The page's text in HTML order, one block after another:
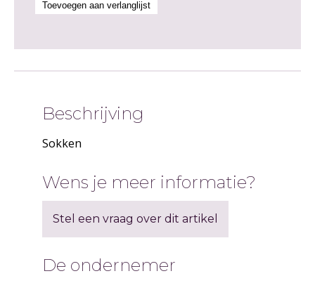
Beschrijving
Sokken
Wens je meer informatie?
Stel een vraag over dit artikel
De ondernemer